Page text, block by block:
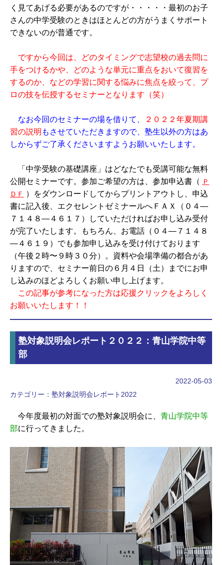
く見てあげる必要があるのですが・・・・・最初のお子
さんの中学受験のときはほとんどの方がうまくサポート
できないのが普通です。
ですから今回は、どのタイミングで志望校の過去問に
手をつけるかや、どのような単元に重点をおいて復習を
するのか、などの学習に関する悩みに焦点を絞って、プ
ロの技を伝授するセミナーとなります（笑）
なお今回のセミナーの場を借りて、
２０２２年夏期講
習の説明 もさせていただきますので、塾生以外の方はあ
しからずご了承くださいますようお願いいたします。
「中学受験の基礎講座」はどなたでも受講可能な無料
公開セミナーです。参加ご希望の方は、参加申込書（ Ｐ
ＤＦ
）をダウンロードしてからプリントアウトし、申込
書に記入後、エクセレントゼミナールへＦＡＸ（０４―
７１４８―４６１７）していただければお申し込み受付
が完了いたします。もちろん、お電話（０４―７１４８
―４６１９）でも参加申し込みを受け付けております
（午後２時〜９時３０分）。資料や会場準備の都合があ
りますので、セミナー前日の６月４日（土）までにお申
し込みのほどよろしくお願い申し上げます。
この記事が参考になった方は応援クリックをよろしく
お願いいたします！！
塾対象説明会レポート２０２２：青山学院中等
部
2022-05-03
カテゴリー： 塾対象説明会レポート2022
今年度最初の対面での塾対象説明会に、 青山学院中等
部に行ってきました。